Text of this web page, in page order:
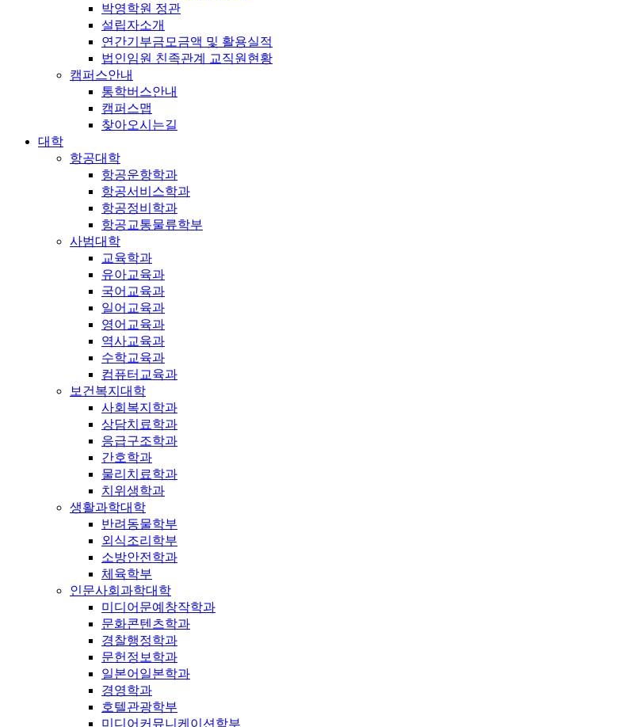
박영학원 정관
설립자소개
연간기부금모금액 및 활용실적
법인임원 친족관계 교직원현황
캠퍼스안내
통학버스안내
캠퍼스맵
찾아오시는길
대학
항공대학
항공운항학과
항공서비스학과
항공정비학과
항공교통물류학부
사범대학
교육학과
유아교육과
국어교육과
일어교육과
영어교육과
역사교육과
수학교육과
컴퓨터교육과
보건복지대학
사회복지학과
상담치료학과
응급구조학과
간호학과
물리치료학과
치위생학과
생활과학대학
반려동물학부
외식조리학부
소방안전학과
체육학부
인문사회과학대학
미디어문예창작학과
문화콘텐츠학과
경찰행정학과
문헌정보학과
일본어일본학과
경영학과
호텔관광학부
미디어커뮤니케이션학부